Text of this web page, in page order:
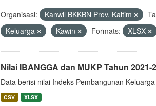
Organisasi: Kanwil BKKBN Prov. Kaltim
Keluarga
Kawin Formats: XLSX
Nilai IBANGGA dan MUKP Tahun 2021-
Data berisi nilai Indeks Pembangunan
CSV XLSX